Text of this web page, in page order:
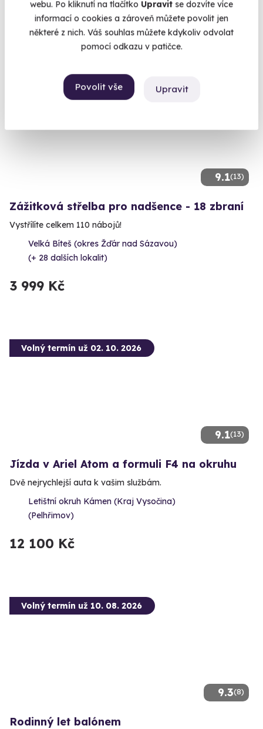
webu. Po kliknutí na tlačítko Upravit se dozvíte více
informací o cookies a zároveň můžete povolit jen
některé z nich. Váš souhlas můžete kdykoliv odvolat
pomocí odkazu v patičce.
Povolit vše Upravit
2 999 Kč
9.1(13)
Volný termín už 14. 08. 2026
Zážitková střelba pro nadšence - 18 zbraní
Vystřílíte celkem 110 nábojů!
Velká Bíteš (okres Žďár nad Sázavou)
(+ 28 dalších lokalit)
3 999 Kč
9.1(13)
Volný termín už 02. 10. 2026
Jízda v Ariel Atom a formuli F4 na okruhu
Dvě nejrychlejší auta k vašim službám.
Letištní okruh Kámen (Kraj Vysočina)
(Pelhřimov)
12 100 Kč
9.3(8)
Volný termín už 10. 08. 2026
Rodinný let balónem